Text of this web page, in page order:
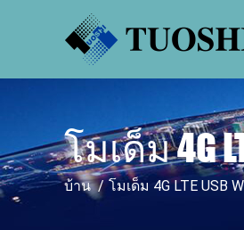
โมเด็ม 4G
บ้าน / โมเด็ม 4G LTE USB